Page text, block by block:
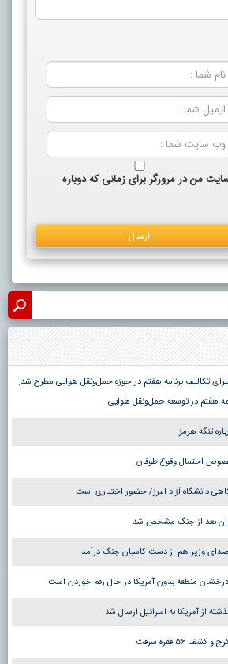
من در مرورگر برای زمانی که دوباره
تکالیف برنامه هفتم در حوزه حمل‌ونقل هوایی مطرح شد:
هفتم در توسعه حمل‌ونقل هوایی
تنگه هرمز
احتمال وقوع طوفان
دانشگاه آزاد البرز/ حضور اختیاری است
بعد از جنگ مشخص شد
صدای وزیر هم از دست کاسبان جنگ درآمد
درخشان منطقه بدون آمریکا در حال رقم خوردن است
۵۶ فقره سرقت